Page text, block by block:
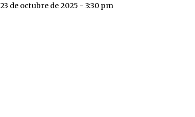
23 de octubre de 2025 - 3:30 pm